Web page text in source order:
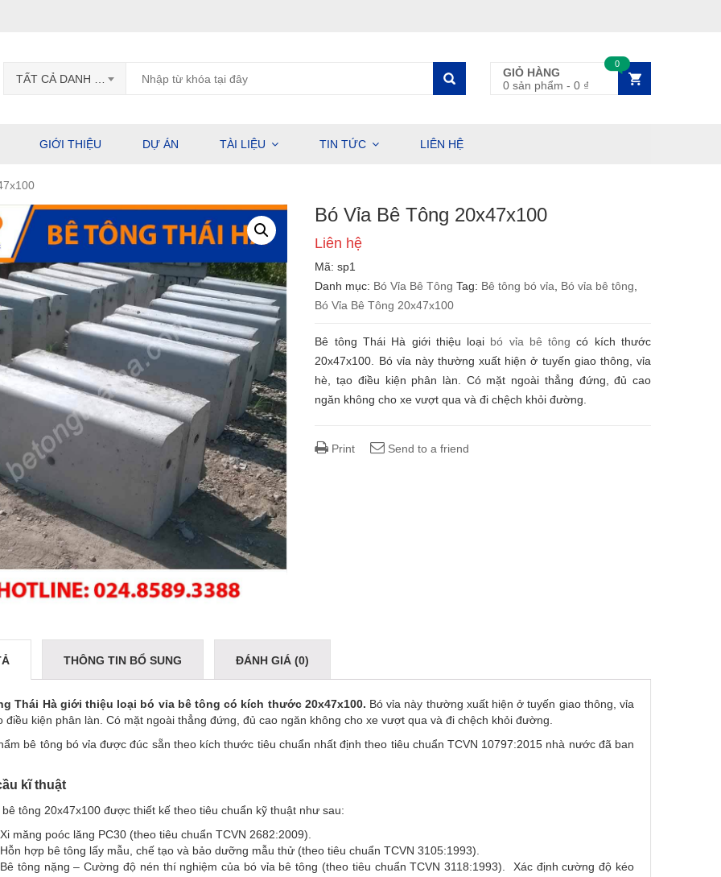
GIỎ HÀNG
0 sản phẩm - 0 ₫
0
GIỚI THIỆU DỰ ÁN TÀI LIỆU TIN TỨC LIÊN HỆ
Bó Vỉa Bê Tông 20x47x100
Liên hệ
Mã:sp1
Danh mục: Bó Vỉa Bê Tông Tag: Bê tông bó vỉa Bó vỉa bê tông
Bó Vỉa Bê Tông 20x47x100
Bê tông Thái Hà giới thiệu loại bó vỉa bê tông có kích thước
20x47x100. Bó vỉa này thường xuất hiện ở tuyến giao thông, vỉa
hè, tạo điều kiện phân làn. Có mặt ngoài thẳng đứng, đủ cao
ngăn không cho xe vượt qua và đi chệch khỏi đường.
Print Send to a friend
THÔNG TIN BỔ SUNG ĐÁNH GIÁ (0)
Thái Hà giới thiệu loại bó vỉa bê tông có kích thước 20x47x100. Bó vỉa này thường xuất hiện ở tuyến giao thông, vỉa
điều kiện phân làn. Có mặt ngoài thẳng đứng, đủ cao ngăn không cho xe vượt qua và đi chệch khỏi đường.
bê tông bó vỉa được đúc sẵn theo kích thước tiêu chuẩn nhất định theo tiêu chuẩn TCVN 10797:2015 nhà nước đã ban
kĩ thuật
bê tông 20x47x100 được thiết kế theo tiêu chuẩn kỹ thuật như sau:
Xi măng poóc lăng PC30 (theo tiêu chuẩn TCVN 2682:2009).
Hỗn hợp bê tông lấy mẫu, chế tạo và bảo dưỡng mẫu thử (theo tiêu chuẩn TCVN 3105:1993).
Bê tông nặng – Cường độ nén thí nghiệm của bó vỉa bê tông (theo tiêu chuẩn TCVN 3118:1993). Xác định cường độ kéo